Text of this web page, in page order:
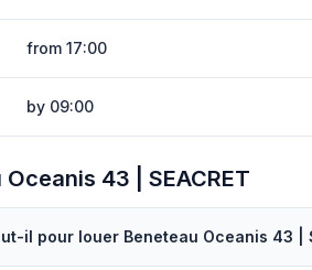
from 17:00
by 09:00
43 | SEACRET
il pour louer Beneteau Oceanis 43 |